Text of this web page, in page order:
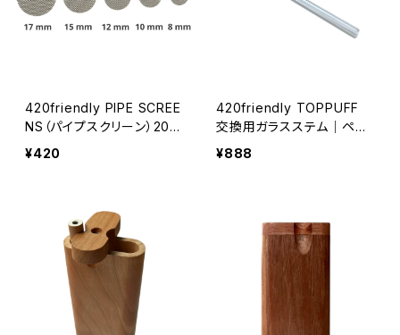
420friendly PIPE SCREE
NS（パイプスクリーン）20枚
セット パイプ／ボング／ヴ
¥420
420friendly TOPPUFF
交換用ガラスステム｜ペッ
トボトルコンバーター＆ポー
¥888